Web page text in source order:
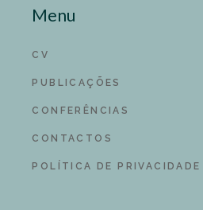
Menu
CV
PUBLICAÇÕES
CONFERÊNCIAS
CONTACTOS
POLÍTICA DE PRIVACIDADE